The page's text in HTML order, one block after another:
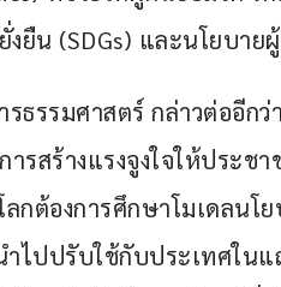
ยืน (SDGs) และนโยบาย
รธรรมศาสตร์ กล่าวต่ออีกว่
รสร้างแรงจูงใจให้ประช
ลกต้องการศึกษาโมเดลนโ
ำไปปรับใช้กับประเทศใน